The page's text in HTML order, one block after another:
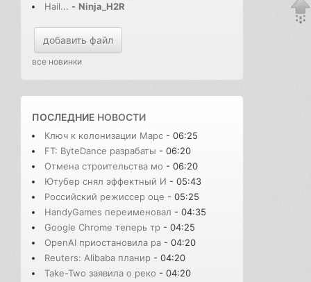
Hail... - Ninja_H2R
добавить файл
все новинки
ПОСЛЕДНИЕ НОВОСТИ
Ключ к колонизации Марс - 06:25
FT: ByteDance разрабаты - 06:20
Отмена строительства мо - 06:20
Ютубер снял эффектный И - 05:43
Российский режиссер оце - 05:25
HandyGames переименовал - 04:35
Google Chrome теперь тр - 04:25
OpenAI приостановила ра - 04:20
Reuters: Alibaba планир - 04:20
Take-Two заявила о реко - 04:20